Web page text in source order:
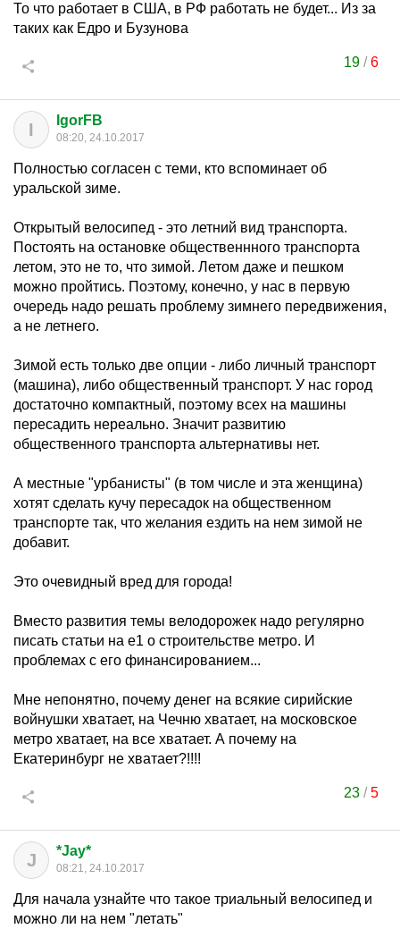
То что работает в США, в РФ работать не будет... Из за
таких как Едро и Бузунова
19 /6
I IgorFB
08:20, 24.10.2017
Полностью согласен с теми, кто вспоминает об
уральской зиме.
Открытый велосипед - это летний вид транспорта.
Постоять на остановке общественнного транспорта
летом, это не то, что зимой. Летом даже и пешком
можно пройтись. Поэтому, конечно, у нас в первую
очередь надо решать проблему зимнего передвижения,
а не летнего.
Зимой есть только две опции - либо личный транспорт
(машина), либо общественный транспорт. У нас город
достаточно компактный, поэтому всех на машины
пересадить нереально. Значит развитию
общественного транспорта альтернативы нет.
А местные "урбанисты" (в том числе и эта женщина)
хотят сделать кучу пересадок на общественном
транспорте так, что желания ездить на нем зимой не
добавит.
Это очевидный вред для города!
Вместо развития темы велодорожек надо регулярно
писать статьи на е1 о строительстве метро. И
проблемах с его финансированием...
Мне непонятно, почему денег на всякие сирийские
войнушки хватает, на Чечню хватает, на московское
метро хватает, на все хватает. А почему на
Екатеринбург не хватает?!!!!
23 /5
J *Jay*
08:21, 24.10.2017
Для начала узнайте что такое триальный велосипед и
можно ли на нем "летать"